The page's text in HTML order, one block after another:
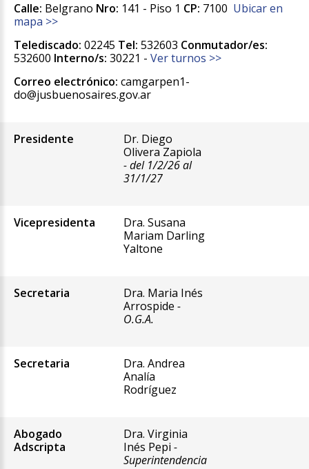
Calle: Belgrano Nro: 141 - Piso 1 CP: 7100 Ubicar en
mapa >>
Telediscado: 02245 Tel: 532603 Conmutador/es:
532600 Interno/s: 30221 - Ver turnos >>
Correo electrónico: camgarpen1-
do@jusbuenosaires.gov.ar
Presidente
Dr. Diego
Olivera Zapiola
- del 1/2/26 al
31/1/27
Vicepresidenta
Dra. Susana
Mariam Darling
Yaltone
Secretaria
Dra. Maria Inés
Arrospide -
O.G.A.
Secretaria
Dra. Andrea
Analía
Rodríguez
Abogado
Adscripta
Dra. Virginia
Inés Pepi -
Superintendencia